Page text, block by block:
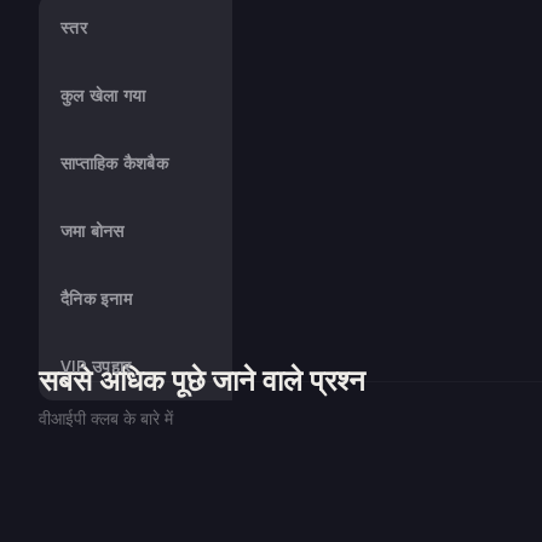
स्तर
कुल खेला गया
साप्ताहिक कैशबैक
जमा बोनस
दैनिक इनाम
VIP उपहार
सबसे अधिक पूछे जाने वाले प्रश्न
वीआईपी क्लब के बारे में